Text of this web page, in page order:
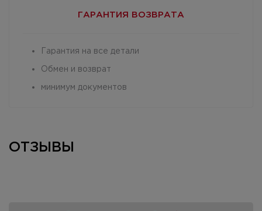
ГАРАНТИЯ ВОЗВРАТА
Гарантия на все детали
Обмен и возврат
минимум документов
ОТЗЫВЫ